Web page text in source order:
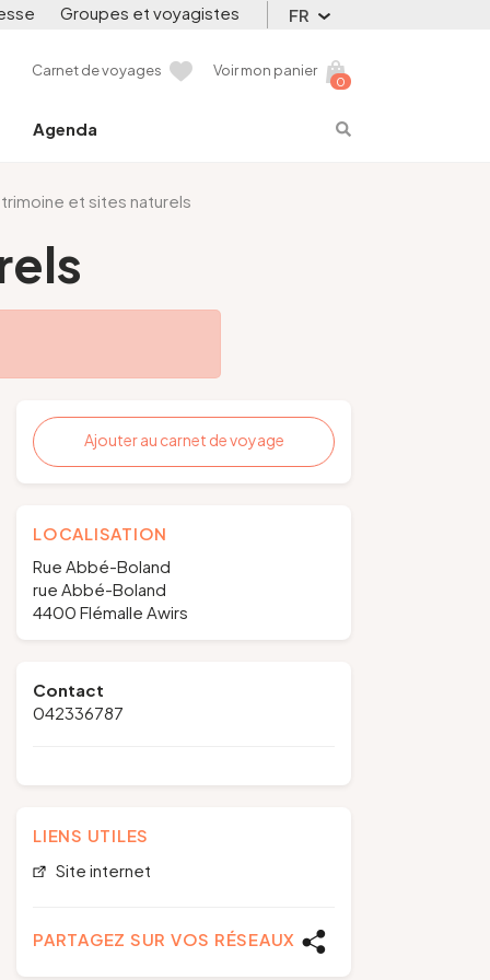
Groupes et voyagistes FR
Carnet de voyages
0
Voir mon panier
Agenda
et sites naturels
Ajouter au carnet de voyage
LOCALISATION
Rue Abbé-Boland
rue Abbé-Boland
4400 Flémalle Awirs
Contact
042336787
LIENS UTILES
Site internet
PARTAGEZ SUR VOS RÉSEAUX